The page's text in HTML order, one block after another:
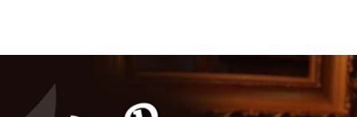
トピックス
お知らせ
イベント・グッズ